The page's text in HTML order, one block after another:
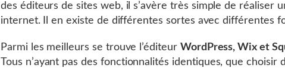
des éditeurs de sites web, il s’avère très simple de réaliser
internet. Il en existe de différentes sortes avec différentes
Parmi les meilleurs se trouve l’éditeur WordPress, Wix et
Tous n’ayant pas des fonctionnalités identiques, que choisir